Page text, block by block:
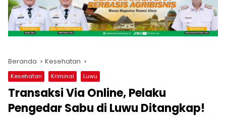
Beranda Kesehatan
Kesehatan Kriminal Luwu
Transaksi Via Online, Pelaku
Pengedar Sabu di Luwu Ditangkap!